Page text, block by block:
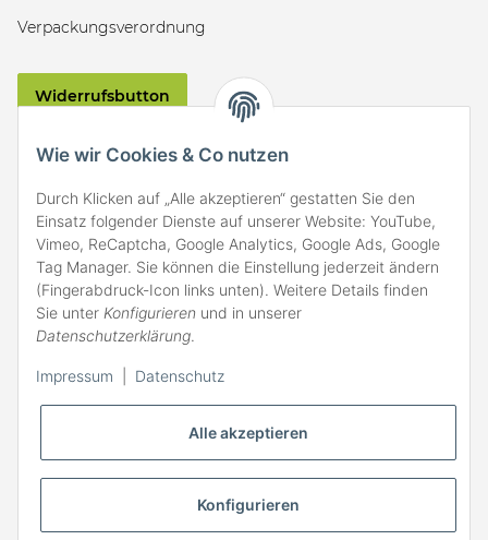
Alle akzeptieren
Konfigurieren
Wie wir Cookies & Co nutzen
Durch Klicken auf „Alle akzeptieren“ gestatten Sie den
Einsatz folgender Dienste auf unserer Website: YouTube,
Vimeo, ReCaptcha, Google Analytics, Google Ads, Google
Tag Manager. Sie können die Einstellung jederzeit ändern
(Fingerabdruck-Icon links unten). Weitere Details finden
Sie unter Konfigurieren und in unserer
Datenschutzerklärung.
Impressum Datenschutz
Verpackungsverordnung
Widerrufsbutton
ZAHLARTEN